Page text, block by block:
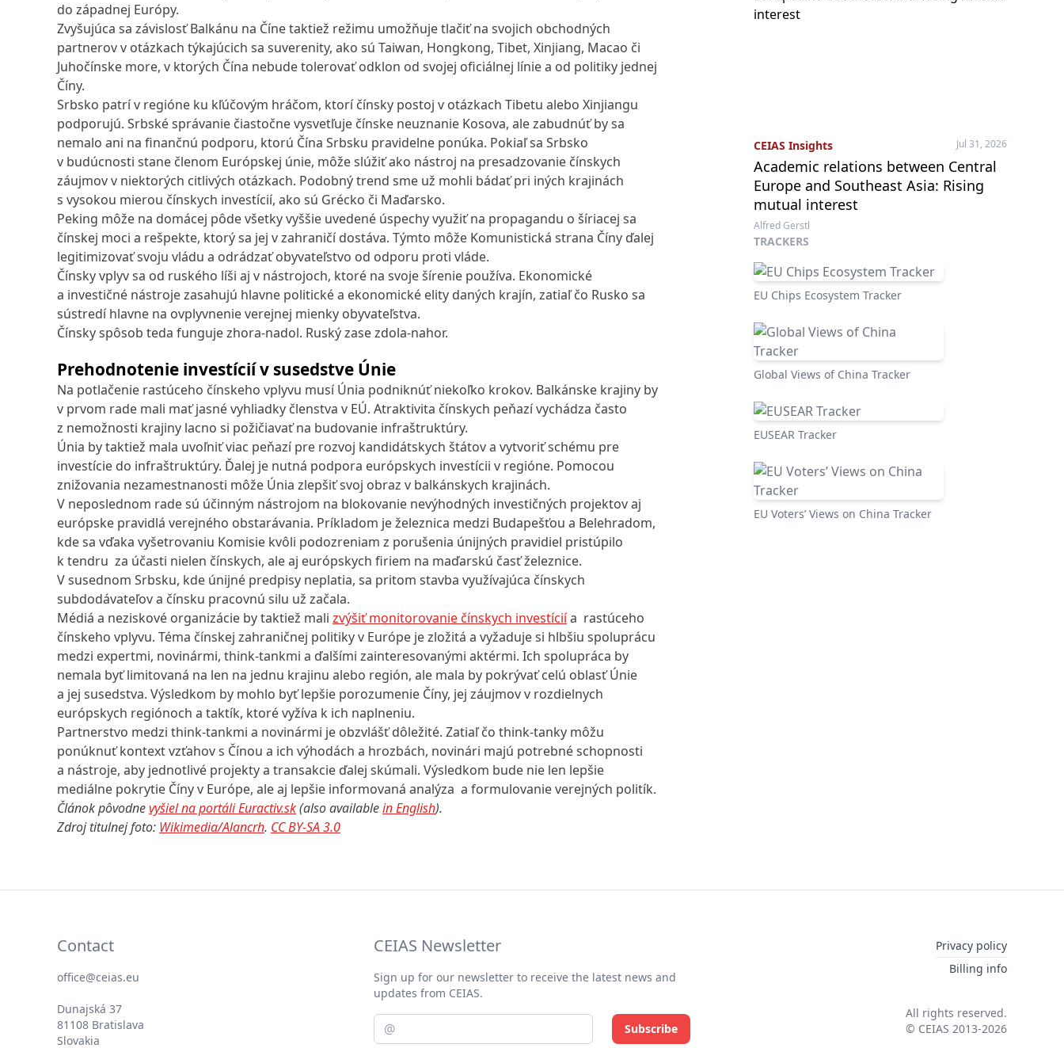
do západnej Európy.
Zvyšujúca sa závislosť Balkánu na Číne taktiež režimu umožňuje tlačiť na svojich obchodných
partnerov v otázkach týkajúcich sa suverenity, ako sú Taiwan, Hongkong, Tibet, Xinjiang, Macao či
Juhočínske more, v ktorých Čína nebude tolerovať odklon od svojej oficiálnej línie a od politiky jednej
Číny.
Srbsko patrí v regióne ku kľúčovým hráčom, ktorí čínsky postoj v otázkach Tibetu alebo Xinjiangu
podporujú. Srbské správanie čiastočne vysvetľuje čínske neuznanie Kosova, ale zabudnúť by sa
nemalo ani na finančnú podporu, ktorú Čína Srbsku pravidelne ponúka. Pokiaľ sa Srbsko
v budúcnosti stane členom Európskej únie, môže slúžiť ako nástroj na presadzovanie čínskych
záujmov v niektorých citlivých otázkach. Podobný trend sme už mohli bádať pri iných krajinách
s vysokou mierou čínskych investícií, ako sú Grécko či Maďarsko.
Peking môže na domácej pôde všetky vyššie uvedené úspechy využiť na propagandu o šíriacej sa
čínskej moci a rešpekte, ktorý sa jej v zahraničí dostáva. Týmto môže Komunistická strana Číny ďalej
legitimizovať svoju vládu a odrádzať obyvateľstvo od odporu proti vláde.
Čínsky vplyv sa od ruského líši aj v nástrojoch, ktoré na svoje šírenie používa. Ekonomické
a investičné nástroje zasahujú hlavne politické a ekonomické elity daných krajín, zatiaľ čo Rusko sa
sústredí hlavne na ovplyvnenie verejnej mienky obyvateľstva.
Čínsky spôsob teda funguje zhora-nadol. Ruský zase zdola-nahor.
Prehodnotenie investícií v susedstve Únie
Na potlačenie rastúceho čínskeho vplyvu musí Únia podniknúť niekoľko krokov. Balkánske krajiny by
v prvom rade mali mať jasné vyhliadky členstva v EÚ. Atraktivita čínskych peňazí vychádza často
z nemožnosti krajiny lacno si požičiavať na budovanie infraštruktúry.
Únia by taktiež mala uvoľniť viac peňazí pre rozvoj kandidátskych štátov a vytvoriť schému pre
investície do infraštruktúry. Ďalej je nutná podpora európskych investícii v regióne. Pomocou
znižovania nezamestnanosti môže Únia zlepšiť svoj obraz v balkánskych krajinách.
V neposlednom rade sú účinným nástrojom na blokovanie nevýhodných investičných projektov aj
európske pravidlá verejného obstarávania. Príkladom je železnica medzi Budapešťou a Belehradom,
kde sa vďaka vyšetrovaniu Komisie kvôli podozreniam z porušenia únijných pravidiel pristúpilo
k tendru za účasti nielen čínskych, ale aj európskych firiem na maďarskú časť železnice.
V susednom Srbsku, kde únijné predpisy neplatia, sa pritom stavba využívajúca čínskych
subdodávateľov a čínsku pracovnú silu už začala.
Médiá a neziskové organizácie by taktiež mali zvýšiť monitorovanie čínskych investíciía rastúceho
čínskeho vplyvu. Téma čínskej zahraničnej politiky v Európe je zložitá a vyžaduje si hlbšiu spoluprácu
medzi expertmi, novinármi, think-tankmi a ďalšími zainteresovanými aktérmi. Ich spolupráca by
nemala byť limitovaná na len na jednu krajinu alebo región, ale mala by pokrývať celú oblasť Únie
a jej susedstva. Výsledkom by mohlo byť lepšie porozumenie Číny, jej záujmov v rozdielnych
európskych regiónoch a taktík, ktoré vyžíva k ich naplneniu.
Partnerstvo medzi think-tankmi a novinármi je obzvlášť dôležité. Zatiaľ čo think-tanky môžu
ponúknuť kontext vzťahov s Čínou a ich výhodách a hrozbách, novinári majú potrebné schopnosti
a nástroje, aby jednotlivé projekty a transakcie ďalej skúmali. Výsledkom bude nie len lepšie
mediálne pokrytie Číny v Európe, ale aj lepšie informovaná analýza a formulovanie verejných politík.
Článok pôvodnevyšiel na portáli Euractiv.sk(also availablein English).
Zdroj titulnej foto: Wikimedia/Alancrh. CC BY-SA 3.0
CEIAS Insights Jul 31, 2026
Academic relations between Central
Europe and Southeast Asia: Rising
mutual interest
Alfred Gerstl
TRACKERS
EU Chips Ecosystem Tracker
Global Views of China Tracker
EUSEAR Tracker
EU Voters’ Views on China Tracker
Contact
office@ceias.eu
Dunajská 37
81108 Bratislava
Slovakia
CEIAS Newsletter
Sign up for our newsletter to receive the latest news and
updates from CEIAS.
Subscribe
Privacy policy
Billing info
All rights reserved.
© CEIAS 2013-2026